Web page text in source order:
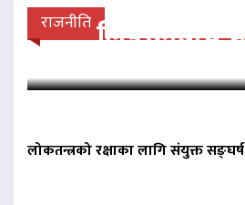
राजनीति लिङदेनबीच
लोकतन्त्रको रक्षाका लागि संयुक्त